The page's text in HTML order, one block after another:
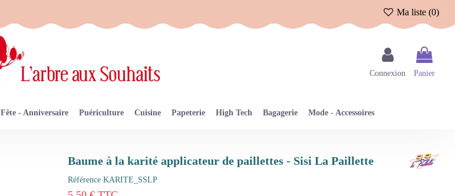
Ma liste (0)
Connexion Panier
Fête - Anniversaire Puériculture Cuisine Papeterie High Tech Bagagerie Mode - Accessoires
Baume à la karité applicateur de paillettes - Sisi La Paillette
Référence KARITE_SSLP